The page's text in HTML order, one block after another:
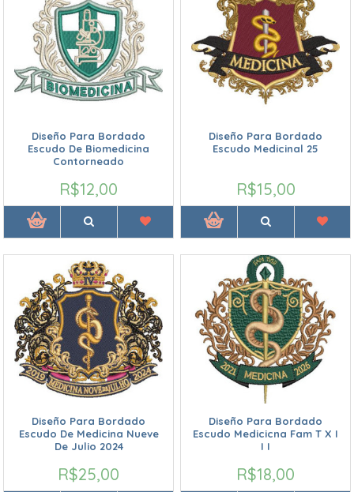
Diseño Para Bordado
Escudo De Biomedicina
Contorneado
R$12,00
Diseño Para Bordado
Escudo Medicinal 25
R$15,00
Diseño Para Bordado
Escudo De Medicina Nueve
De Julio 2024
R$25,00
Diseño Para Bordado
Escudo Medicicna Fam T X I
I I
R$18,00